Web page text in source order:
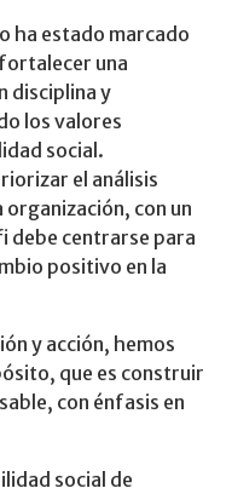
ha estado marcado
una
disciplina y
los valores
social.
el análisis
con un
debe centrarse para
positivo en la
y acción, hemos
que es construir
con énfasis en
social de